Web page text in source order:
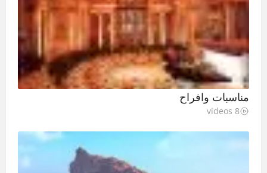
مناسبات وافراح
8 videos